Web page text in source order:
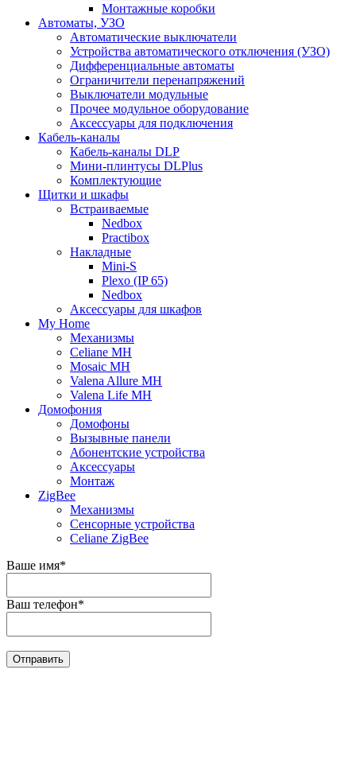
Монтажные коробки
Автоматы, УЗО
Автоматические выключатели
Устройства автоматического отключения (УЗО)
Дифференциальные автоматы
Ограничители перенапряжений
Выключатели модульные
Прочее модульное оборудование
Аксессуары для подключения
Кабель-каналы
Кабель-каналы DLP
Мини-плинтусы DLPlus
Комплектующие
Щитки и шкафы
Встраиваемые
Nedbox
Practibox
Накладные
Mini-S
Plexo (IP 65)
Nedbox
Аксессуары для шкафов
My Home
Механизмы
Celiane MH
Mosaic MH
Valena Allure MH
Valena Life MH
Домофония
Домофоны
Вызывные панели
Абонентские устройства
Аксессуары
Монтаж
ZigBee
Механизмы
Сенсорные устройства
Celiane ZigBee
Ваше имя*
Ваш телефон*